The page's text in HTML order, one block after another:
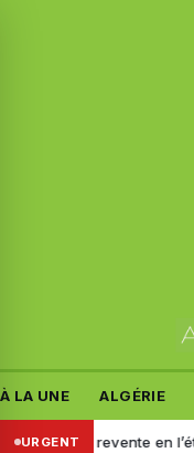
À LA UNE ALGÉRIE
URGENT
la revente en l’état : le